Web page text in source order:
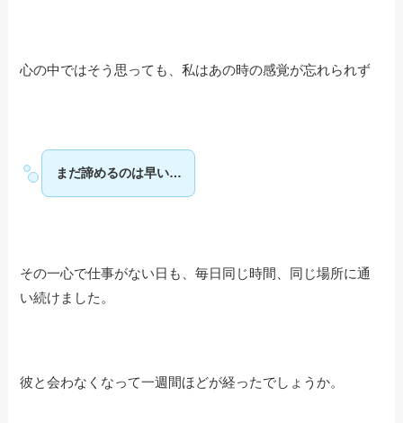
心の中ではそう思っても、私はあの時の感覚が忘れられず
まだ諦めるのは早い…
その一心で仕事がない日も、毎日同じ時間、同じ場所に通
い続けました。
彼と会わなくなって一週間ほどが経ったでしょうか。